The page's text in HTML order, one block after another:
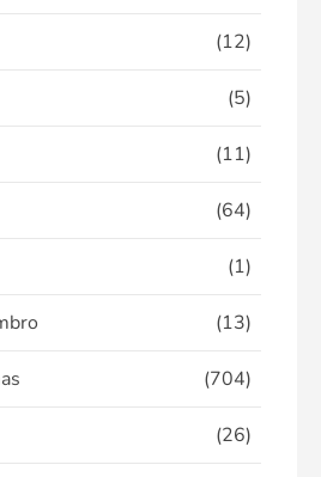
(12)
(5)
(11)
(64)
(1)
(13)
(704)
(26)